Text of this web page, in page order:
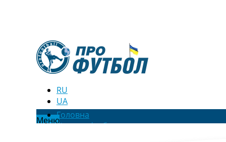
RU
UA
МенюГоловна
Новини футболу